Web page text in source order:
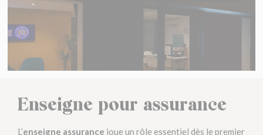
Enseigne pour assurance
L’enseigne assurance joue un rôle essentiel dès le premier